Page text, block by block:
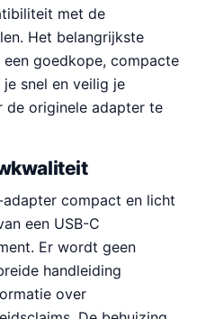
met de
Het belangrijkste
goedkope, compacte
snel en veilig je
de originele adapter te
compact en licht
een USB-C
Er wordt geen
handleiding
over